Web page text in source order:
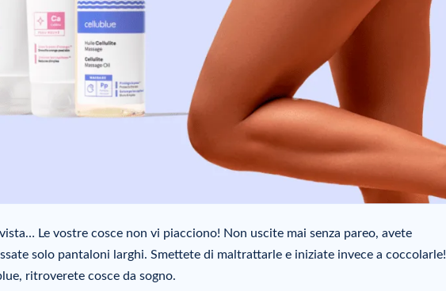
Le vostre cosce non vi piacciono! Non uscite mai senza pareo, avete
solo pantaloni larghi. Smettete di maltrattarle e iniziate invece a coccolarle!
ritroverete cosce da sogno.